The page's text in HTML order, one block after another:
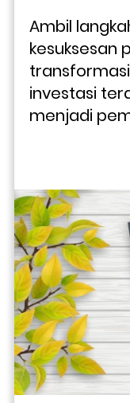
Ambil
kesuksesan
investasi
menjadi